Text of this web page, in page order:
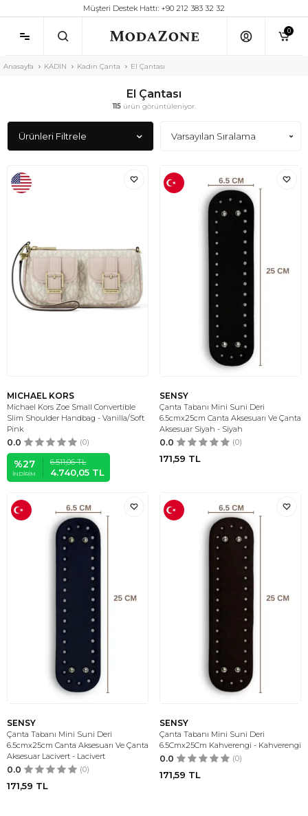
Müşteri Destek Hattı: +90 212 383 32 32
0
Anasayfa KADIN Kadın Çanta El Çantası
El Çantası
115ürün görüntüleniyor.
Ürünleri Filtrele
MICHAEL KORS
Michael Kors Zoe Small Convertible
Slim Shoulder Handbag - Vanilla/Soft
Pink
0.0 (0)
%27
İNDIRIM
6.511,06TL
4.740,05 TL
SENSY
Çanta Tabanı Mini Suni Deri
6.5cmx25cm Canta Aksesuarı Ve Çanta
Aksesuar Siyah - Siyah
0.0 (0)
171,59 TL
SENSY
Çanta Tabanı Mini Suni Deri
6.5cmx25cm Canta Aksesuarı Ve Çanta
Aksesuar Lacivert - Lacivert
0.0 (0)
171,59 TL
SENSY
Çanta Tabanı Mini Suni Deri
6.5Cmx25Cm Kahverengi - Kahverengi
0.0 (0)
171,59 TL